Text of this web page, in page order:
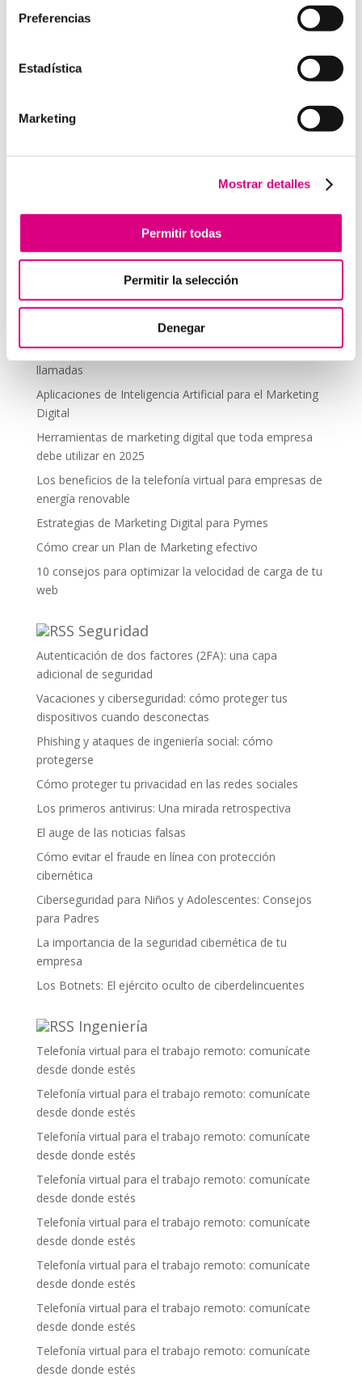
Preferencias
Estadística
Marketing
Mostrar detalles
Permitir todas
Permitir la selección
Denegar
para publicar un
comentario.
Telefonía virtual para el trabajo remoto: comunícate
desde donde estés
Tendencias actuales en marketing y publicidad que
debes aplicar en tu plan de marketing
Centralitas virtuales: una solución para la gestión de
llamadas
Aplicaciones de Inteligencia Artificial para el Marketing
Digital
Herramientas de marketing digital que toda empresa
debe utilizar en 2025
Los beneficios de la telefonía virtual para empresas de
energía renovable
Estrategias de Marketing Digital para Pymes
Cómo crear un Plan de Marketing efectivo
10 consejos para optimizar la velocidad de carga de tu
web
Seguridad
Autenticación de dos factores (2FA): una capa
adicional de seguridad
Vacaciones y ciberseguridad: cómo proteger tus
dispositivos cuando desconectas
Phishing y ataques de ingeniería social: cómo
protegerse
Cómo proteger tu privacidad en las redes sociales
Los primeros antivirus: Una mirada retrospectiva
El auge de las noticias falsas
Cómo evitar el fraude en línea con protección
cibernética
Ciberseguridad para Niños y Adolescentes: Consejos
para Padres
La importancia de la seguridad cibernética de tu
empresa
Los Botnets: El ejército oculto de ciberdelincuentes
Ingeniería
Telefonía virtual para el trabajo remoto: comunícate
desde donde estés
Telefonía virtual para el trabajo remoto: comunícate
desde donde estés
Telefonía virtual para el trabajo remoto: comunícate
desde donde estés
Telefonía virtual para el trabajo remoto: comunícate
desde donde estés
Telefonía virtual para el trabajo remoto: comunícate
desde donde estés
Telefonía virtual para el trabajo remoto: comunícate
desde donde estés
Telefonía virtual para el trabajo remoto: comunícate
desde donde estés
Telefonía virtual para el trabajo remoto: comunícate
desde donde estés